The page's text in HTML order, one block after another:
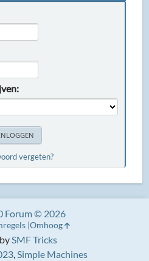
vergeten?
SMF Tricks
,Simple Machines
Forum © 2026
Omhoog